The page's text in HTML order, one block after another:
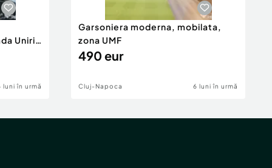
Unirii
luni în urmă
Garsoniera moderna, mobilata,
zona UMF
490 eur
Cluj-Napoca 6 luni în urmă